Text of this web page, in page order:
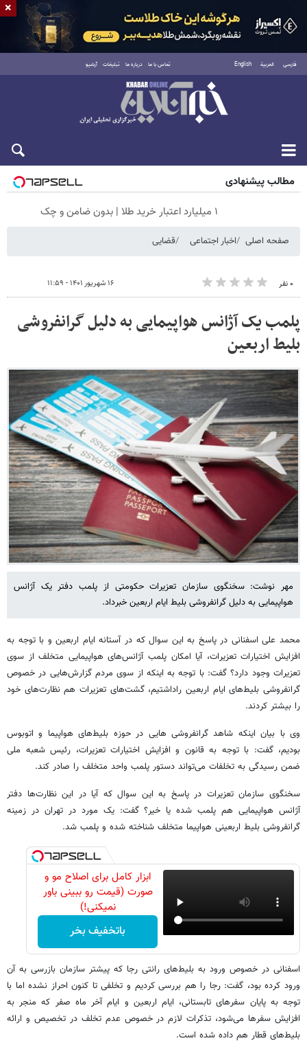
فارسی العربية English تماس با ما درباره ما تبلیغات آرشیو
پنجشنبه ۱۵ مرداد ۱۴۰۵
مطالب پیشنهادی
۱ میلیارد اعتبار خرید طلا | بدون ضامن و چک
صفحه اصلی اخبار اجتماعی قضایی
۰ نفر ۱۶ شهریور ۱۴۰۱ - ۱۱:۵۹
پلمب یک آژانس هواپیمایی به دلیل گرانفروشی
بلیط اربعین
مهر نوشت: سخنگوی سازمان تعزیرات حکومتی از پلمب دفتر یک آژانس
هواپیمایی به دلیل گرانفروشی بلیط ایام اربعین خبرداد.
محمد علی اسفنانی در پاسخ به این سوال که در آستانه ایام اربعین و با توجه به
افزایش اختیارات تعزیرات، آیا امکان پلمب آژانس‌های هواپیمایی متخلف از سوی
تعزیرات وجود دارد؟ گفت: با توجه به اینکه از سوی مردم گزارش‌هایی در خصوص
گرانفروشی بلیط‌های ایام اربعین راداشتیم، گشت‌های تعزیرات هم نظارت‌های خود
را بیشتر کردند.
وی با بیان اینکه شاهد گرانفروشی هایی در حوزه بلیط‌های هواپیما و اتوبوس
بودیم، گفت: با توجه به قانون و افزایش اختیارات تعزیرات، رئیس شعبه ملی
ضمن رسیدگی به تخلفات می‌تواند دستور پلمب واحد متخلف را صادر کند.
سخنگوی سازمان تعزیرات در پاسخ به این سوال که آیا در این نظارت‌ها دفتر
آژانس هواپیمایی هم پلمب شده یا خیر؟ گفت: یک مورد در تهران در زمینه
گرانفروشی بلیط اربعینی هواپیما متخلف شناخته شده و پلمب شد.
ابزار کامل برای اصلاح مو و
صورت (قیمت رو ببینی باور
نمیکنی!)
باتخفیف بخر
اسفنانی در خصوص ورود به بلیط‌های رانتی رجا که پیشتر سازمان بازرسی به آن
ورود کرده بود، گفت: رجا را هم بررسی کردیم و تخلفی تا کنون احراز نشده اما با
توجه به پایان سفرهای تابستانی، ایام اربعین و ایام آخر ماه صفر که منجر به
افزایش سفرها می‌شود، تذکرات لازم در خصوص عدم تخلف در تخصیص و ارائه
بلیط‌های قطار هم داده شده است.
×